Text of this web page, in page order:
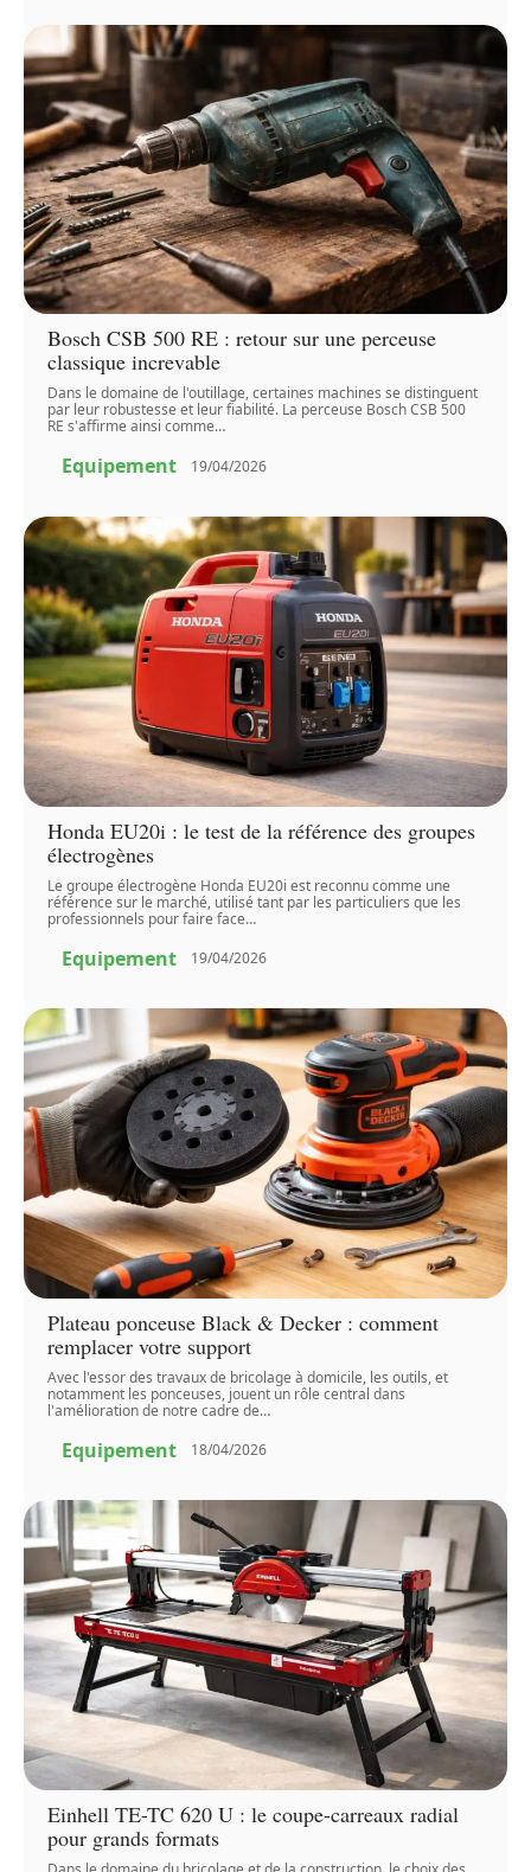
Bosch CSB 500 RE : retour sur une perceuse
classique increvable
Dans le domaine de l'outillage, certaines machines se distinguent
par leur robustesse et leur fiabilité. La perceuse Bosch CSB 500
RE s'affirme ainsi comme…
Equipement 19/04/2026
Honda EU20i : le test de la référence des groupes
électrogènes
Le groupe électrogène Honda EU20i est reconnu comme une
référence sur le marché, utilisé tant par les particuliers que les
professionnels pour faire face…
Equipement 19/04/2026
Plateau ponceuse Black & Decker : comment
remplacer votre support
Avec l'essor des travaux de bricolage à domicile, les outils, et
notamment les ponceuses, jouent un rôle central dans
l'amélioration de notre cadre de…
Equipement 18/04/2026
Einhell TE-TC 620 U : le coupe-carreaux radial
pour grands formats